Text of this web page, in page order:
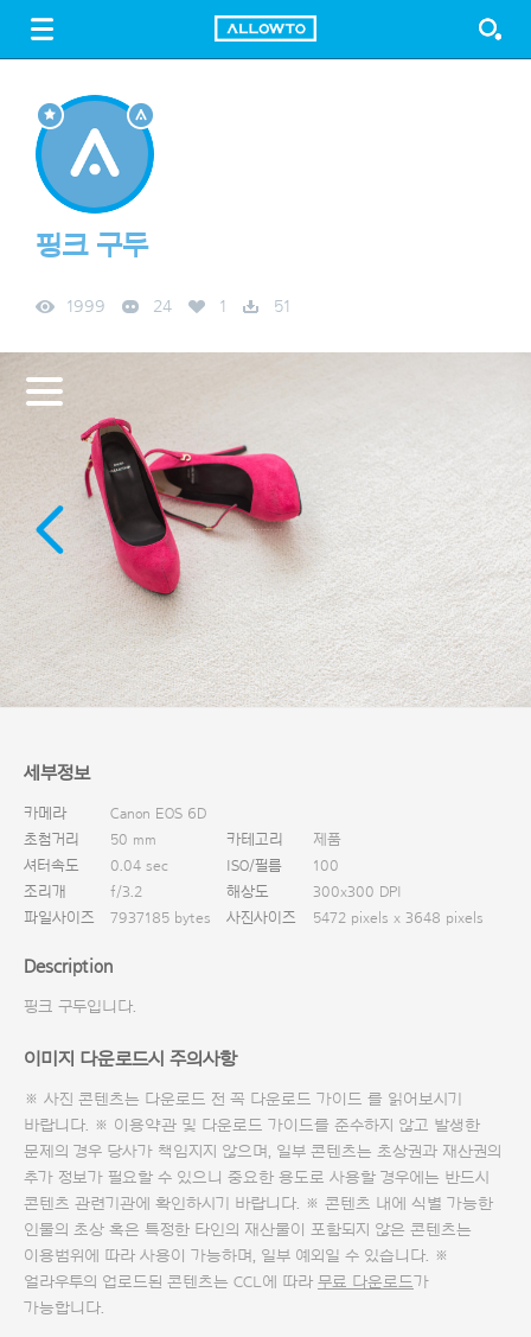
FREE DOWNLOAD
핑크 구두
1999 24 1 51
세부정보
카메라
Canon EOS 6D
초첨거리
50 mm 카테고리
제품
셔터속도
0.04 sec ISO/필름
100
조리개
f/3.2 해상도
300x300 DPI
파일사이즈
7937185 bytes 사진사이즈 5472 pixels x 3648 pixels
Description
핑크 구두입니다.
이미지 다운로드시 주의사항
※ 사진 콘텐츠는 다운로드 전 꼭 다운로드 가이드 를 읽어보시기
바랍니다. ※ 이용약관 및 다운로드 가이드를 준수하지 않고 발생한
문제의 경우 당사가 책임지지 않으며, 일부 콘텐츠는 초상권과 재산권의
추가 정보가 필요할 수 있으니 중요한 용도로 사용할 경우에는 반드시
콘텐츠 관련기관에 확인하시기 바랍니다. ※ 콘텐츠 내에 식별 가능한
인물의 초상 혹은 특정한 타인의 재산물이 포함되지 않은 콘텐츠는
이용범위에 따라 사용이 가능하며, 일부 예외일 수 있습니다. ※
얼라우투의 업로드된 콘텐츠는 CCL에 따라 무료 다운로드가
가능합니다.